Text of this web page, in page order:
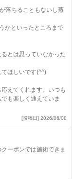
落ちることもないし蒸
かといったところまで
とは思っていなかった
ほしいです(^^)
えてくれます。いつも
も楽しく通えていま
[投稿日] 2026/06/08
ーポンでは施術できま